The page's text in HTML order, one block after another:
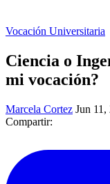
Vocación Universitaria
Ciencia o
mi vocación?
Marcela Cortez Jun 11,
Compartir: